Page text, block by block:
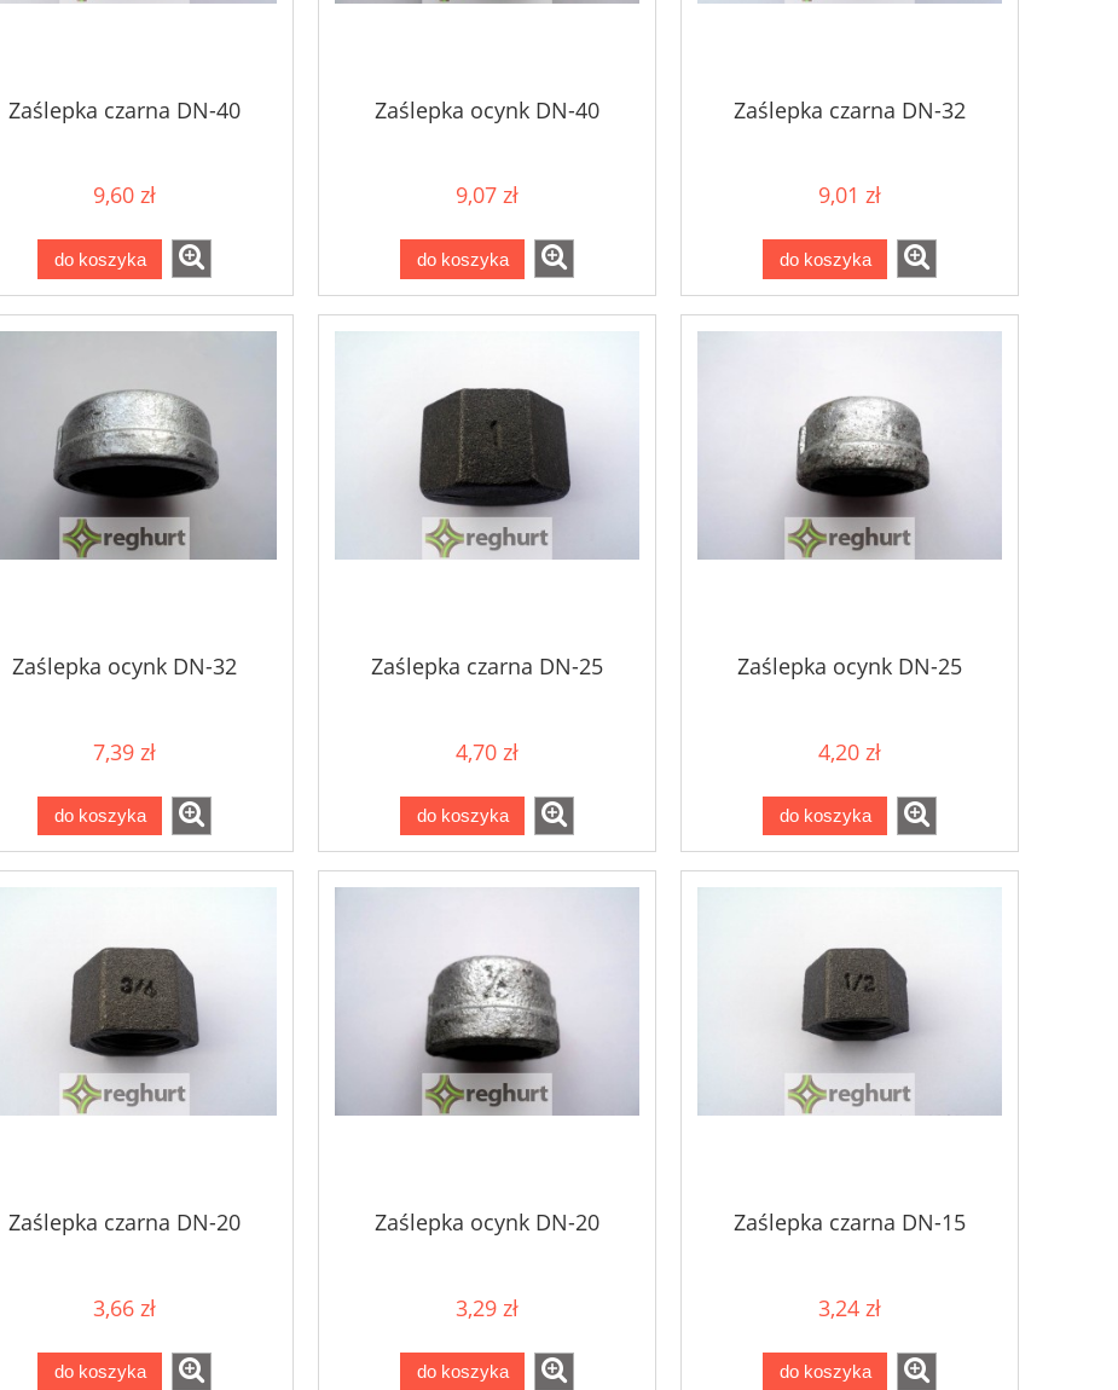
Zaślepka czarna DN-40
9,60 zł
do koszyka
Zaślepka ocynk DN-40
9,07 zł
do koszyka
Zaślepka czarna DN-32
9,01 zł
do koszyka
Zaślepka ocynk DN-32
7,39 zł
do koszyka
Zaślepka czarna DN-25
4,70 zł
do koszyka
Zaślepka ocynk DN-25
4,20 zł
do koszyka
Zaślepka czarna DN-20
3,66 zł
do koszyka
Zaślepka ocynk DN-20
3,29 zł
do koszyka
Zaślepka czarna DN-15
3,24 zł
do koszyka